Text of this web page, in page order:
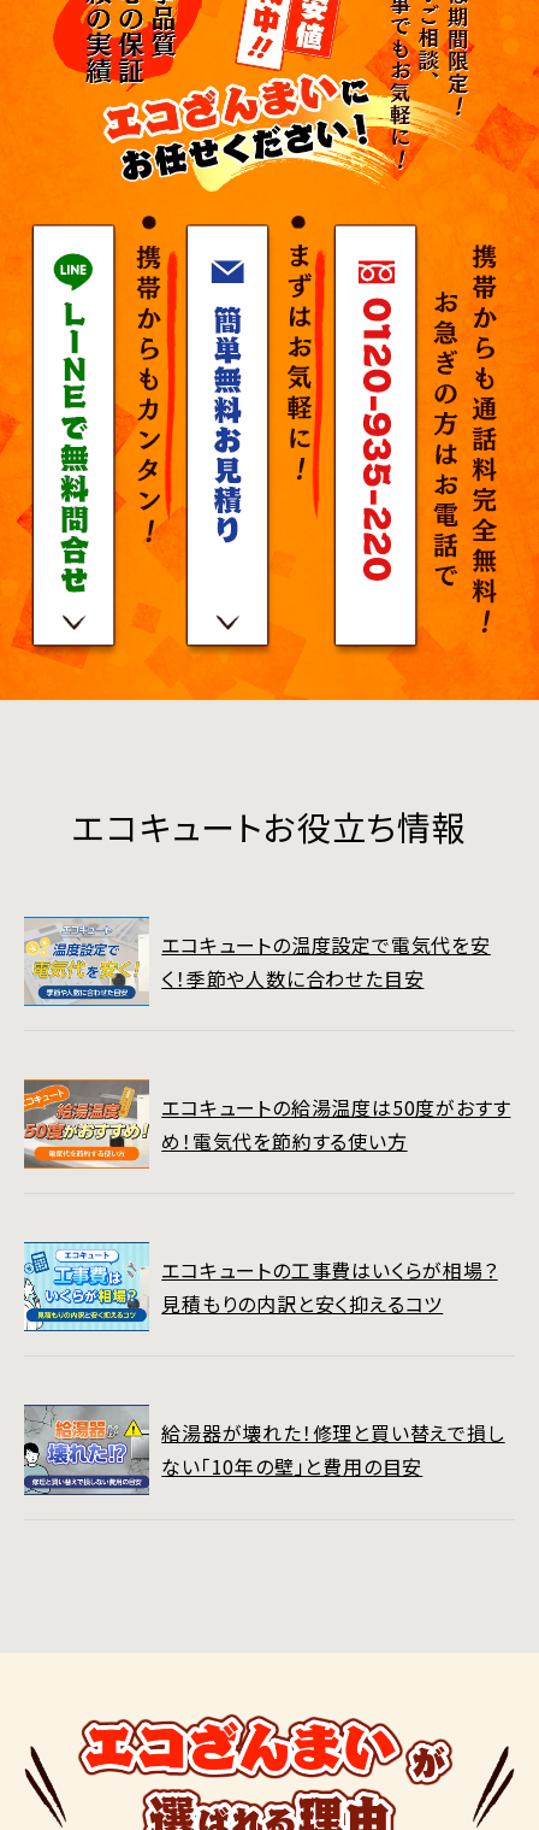
エコキュートお役立ち情報
エコキュートの温度設定で電気代を安
く！季節や人数に合わせた目安
エコキュートの給湯温度は50度がおすす
め！電気代を節約する使い方
エコキュートの工事費はいくらが相場？
見積もりの内訳と安く抑えるコツ
給湯器が壊れた！修理と買い替えで損し
ない「10年の壁」と費用の目安